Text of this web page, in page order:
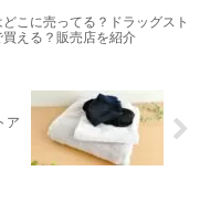
こに売ってる？ドラッグスト
える？販売店を紹介
ア